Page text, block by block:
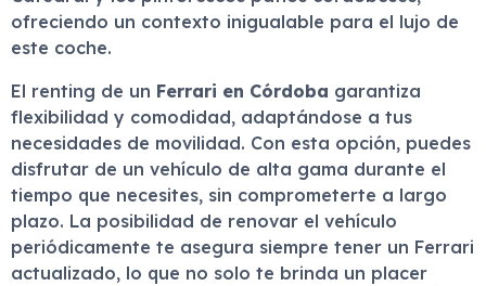
ofreciendo un contexto inigualable para el lujo de
este coche.
El renting de un Ferrari en Córdoba garantiza
flexibilidad y comodidad, adaptándose a tus
necesidades de movilidad. Con esta opción, puedes
disfrutar de un vehículo de alta gama durante el
tiempo que necesites, sin comprometerte a largo
plazo. La posibilidad de renovar el vehículo
periódicamente te asegura siempre tener un Ferrari
actualizado, lo que no solo te brinda un placer